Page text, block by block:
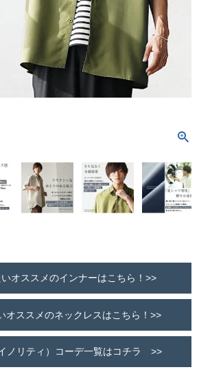
オススメのインナーはこちら！>>
オススメのネックレスはこちら！>>
ノリティ）コーデ一覧はコチラ >>